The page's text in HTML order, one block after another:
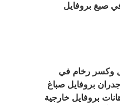
صبغ بروفايل
وكسر رخام في
بروفايل صباغ
بروفايل خارجية